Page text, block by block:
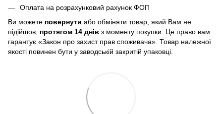
Оплата на розрахунковий рахунок ФОП
Ви можете повернути або обміняти товар, який Вам не
підійшов, протягом 14 днів з моменту покупки. Це право вам
гарантує «Закон про захист прав споживача». Товар належної
якості повинен бути у заводській закритій упаковці.